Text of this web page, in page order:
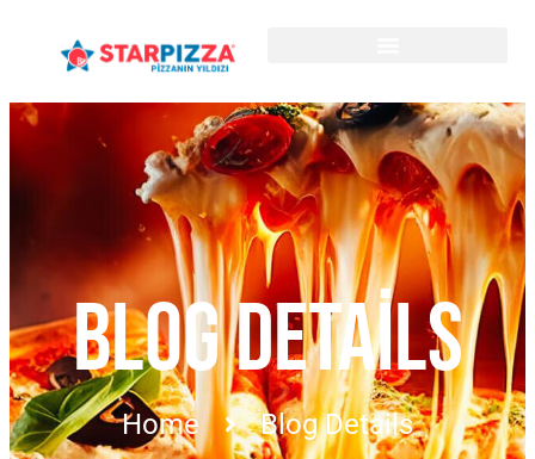
BLOG DETAILS
Home Blog Details